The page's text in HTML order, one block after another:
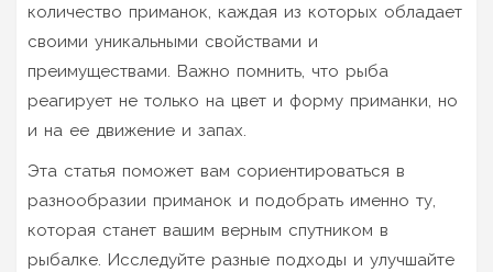
количество приманок, каждая из которых обладает
своими уникальными свойствами и
преимуществами. Важно помнить, что рыба
реагирует не только на цвет и форму приманки, но
и на ее движение и запах.
Эта статья поможет вам сориентироваться в
разнообразии приманок и подобрать именно ту,
которая станет вашим верным спутником в
рыбалке. Исследуйте разные подходы и улучшайте